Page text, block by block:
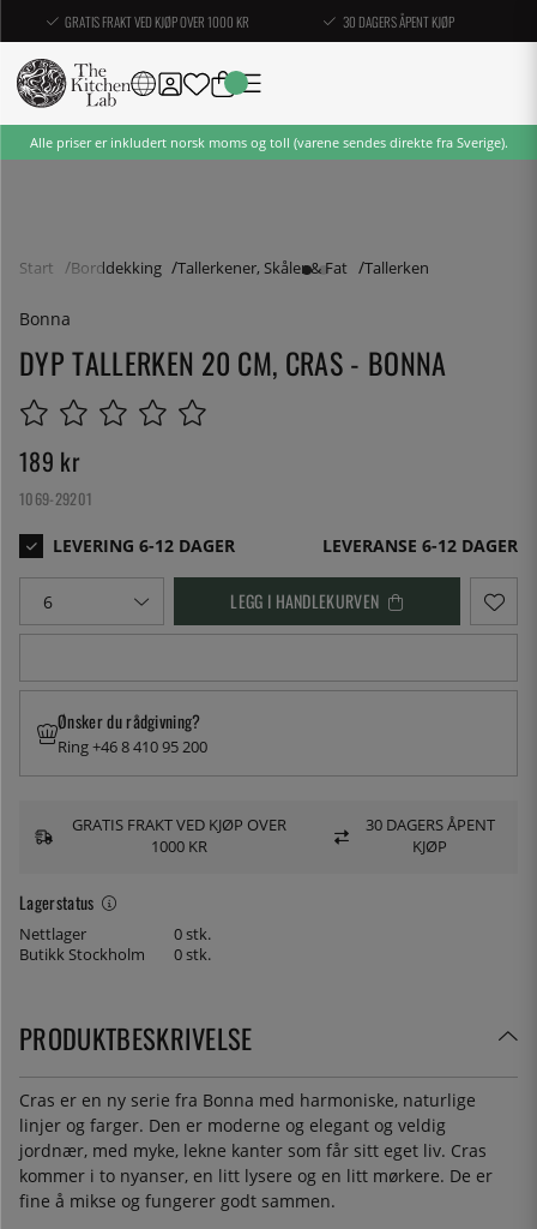
GRATIS FRAKT VED KJØP OVER 1000 KR 30 DAGERS ÅPENT KJØP
Alle priser er inkludert norsk moms og toll (varene sendes direkte fra Sverige).
Start Borddekking Tallerkener, Skåler & Fat Tallerken
Bonna
DYP TALLERKEN 20 CM, CRAS - BONNA
189 kr
1069-29201
LEVERANSE 6-12 DAGER
LEGG I HANDLEKURVEN
Lagerstatus
Nettlager
0 stk.
Butikk Stockholm
0 stk.
Ønsker du rådgivning?
Ring +46 8 410 95 200
GRATIS FRAKT VED KJØP OVER
1000 KR
30 DAGERS ÅPENT
KJØP
PRODUKTBESKRIVELSE
Cras er en ny serie fra Bonna med harmoniske, naturlige
linjer og farger. Den er moderne og elegant og veldig
jordnær, med myke, lekne kanter som får sitt eget liv. Cras
kommer i to nyanser, en litt lysere og en litt mørkere. De er
fine å mikse og fungerer godt sammen.